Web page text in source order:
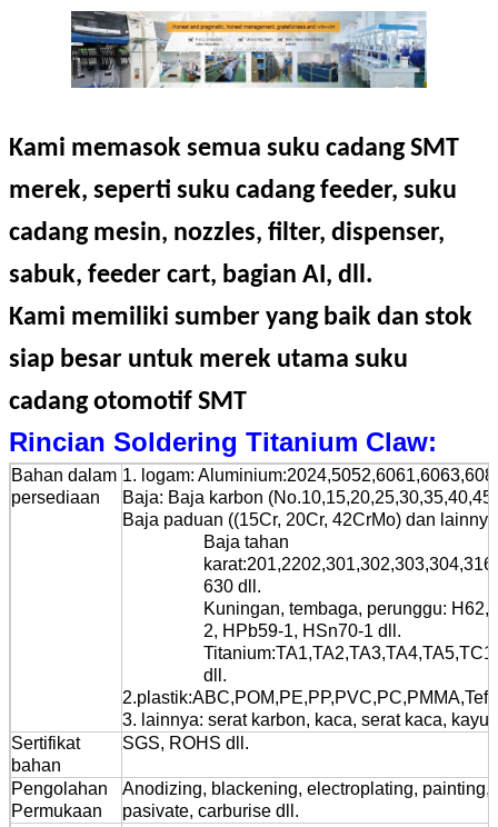
Kami memasok semua suku cadang SMT
merek, seperti suku cadang feeder, suku
cadang mesin, nozzles, filter, dispenser,
sabuk, feeder cart, bagian AI, dll.
Kami memiliki sumber yang baik dan stok
siap besar untuk merek utama suku
cadang otomotif SMT
Rincian Soldering Titanium Claw:
Bahan dalam
persediaan
1. logam:
Baja: Baja karbon
Baja paduan ((15Cr, 20Cr, 42CrMo) dan
Baja tahan
630 dll.
Kuningan, tembaga, perunggu: H62,
2, HPb59-1, HSn70-1 dll.
dll.
3. lainnya: serat karbon, kaca, serat kaca,
Sertifikat
bahan
SGS, ROHS dll.
Pengolahan
Permukaan
Anodizing, blackening, electroplating, painting,
pasivate, carburise dll.